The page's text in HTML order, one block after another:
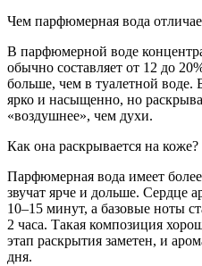
Чем парфюмерная вода
В парфюмерной воде
обычно составляет от 12 до
больше, чем в туалетной воде.
ярко и насыщенно, но
«воздушнее», чем духи.
Как она раскрывается на коже?
Парфюмерная вода имеет
звучат ярче и дольше. Сердце
10–15 минут, а базовые ноты
2 часа. Такая композиция
этап раскрытия заметен, и
дня.